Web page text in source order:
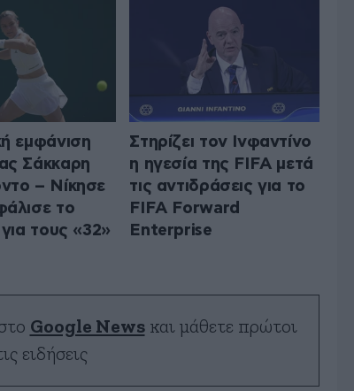
εμφάνιση
Σάκκαρη
– Νίκησε
το
για τους «32»
Στηρίζει τον Ινφαντίνο
η ηγεσία της FIFA μετά
τις αντιδράσεις για το
FIFA Forward
Enterprise
Google Newsκαι μάθετε πρώτοι
ειδήσεις